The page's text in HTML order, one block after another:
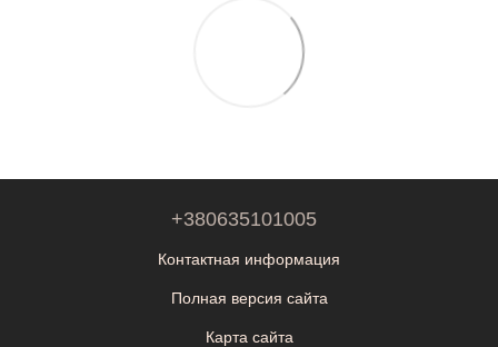
+380635101005
Контактная информация
Полная версия сайта
Карта сайта